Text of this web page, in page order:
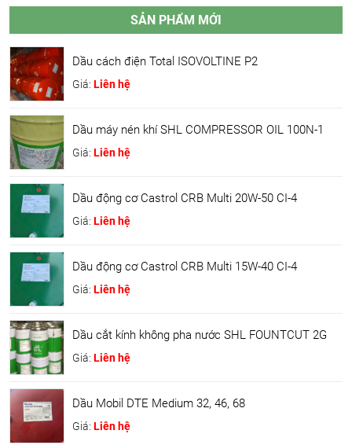
SẢN PHẨM MỚI
Dầu cách điện Total ISOVOLTINE P2
Giá: Liên hệ
Dầu máy nén khí SHL COMPRESSOR OIL 100N-1
Giá: Liên hệ
Dầu động cơ Castrol CRB Multi 20W-50 CI-4
Giá: Liên hệ
Dầu động cơ Castrol CRB Multi 15W-40 CI-4
Giá: Liên hệ
Dầu cắt kính không pha nước SHL FOUNTCUT 2G
Giá: Liên hệ
Dầu Mobil DTE Medium 32, 46, 68
Giá: Liên hệ